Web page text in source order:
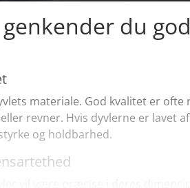
du
materiale. God kvalitet er
revner. Hvis dyvlerne er lavet
og holdbarhed.